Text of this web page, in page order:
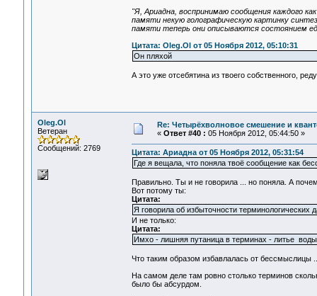
"Я, Ариадна, воспринимаю сообщения каждого
памяти некую голографическую картинку
памяти теперь они описываются состоянием
Цитата: Oleg.Ol от 05 Ноября 2012, 05:10:31
Он пляхой
А это уже отсебятина из твоего собственного,
Oleg.Ol
Ветеран
Сообщений: 2769
Re: Четырёхволновое смешение и
« Ответ #40 : 05 Ноября 2012, 05:44:50 »
Цитата: Ариадна от 05 Ноября 2012, 05:31:54
Где я вещала, что поняла твоё сообщение как
Правильно. Ты и не говорила ... но поняла. А
Вот потому ты:
Цитата:
Я говорила об избыточности терминологических
И не только:
Цитата:
Имхо - лишняя путаница в терминах - литье
Что таким образом избавлалась от бессмыслицы
На самом деле там ровно столько терминов
было бы абсурдом.